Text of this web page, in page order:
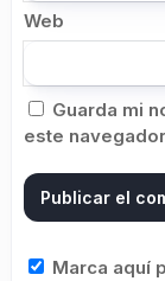
Web
Guarda mi
este
Marca aquí